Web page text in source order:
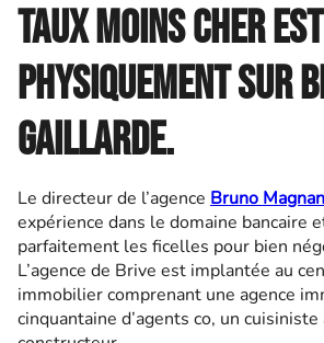
Taux Moins Cher
physiquement sur
Gaillarde.
Le directeur de l’agence Bruno
expérience dans le domaine bancaire
parfaitement les ficelles pour bien
L’agence de Brive est implantée au
immobilier comprenant une agence
cinquantaine d’agents co, un cuisiniste